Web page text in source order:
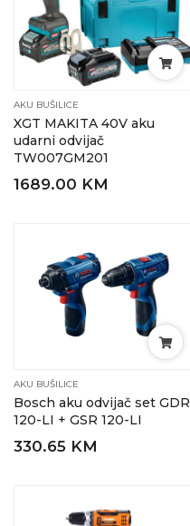
AKU BUŠILICE
XGT MAKITA 40V aku
udarni odvijač
TW007GM201
1689.00 KM
AKU BUŠILICE
Bosch aku odvijač set GDR
120-LI + GSR 120-LI
330.65 KM